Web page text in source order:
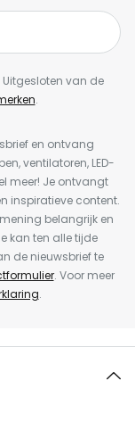
van de
.
en ontvang
ventilatoren, LED-
meer! Je ontvangt
inspiratieve content.
belangrijk en
kan ten alle tijde
de nieuwsbrief te
. Voor meer
.